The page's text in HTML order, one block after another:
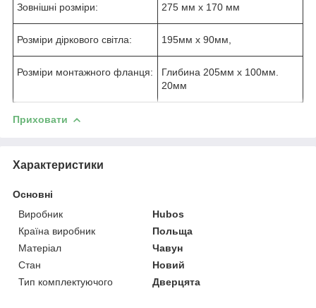
Зовнішні розміри: 275 мм х 170 мм
Розміри діркового світла: 195мм х 90мм,
Розміри монтажного фланця:
Глибина 205мм х 100мм.
20мм
Приховати
Характеристики
Основні
Виробник
Hubos
Країна виробник
Польща
Матеріал
Чавун
Стан
Новий
Тип комплектуючого
Дверцята